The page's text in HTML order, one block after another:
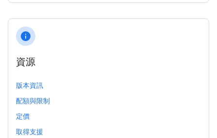
info
資源
版本資訊
配額與限制
定價
取得支援